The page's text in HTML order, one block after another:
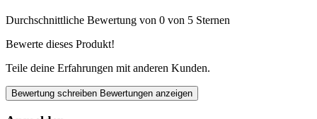
Durchschnittliche Bewertung von 0 von 5 Sternen
Bewerte dieses Produkt!
Teile deine Erfahrungen mit anderen Kunden.
Bewertung schreiben Bewertungen anzeigen